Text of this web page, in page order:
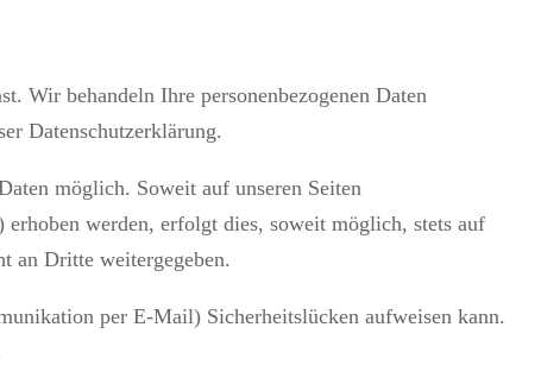
Wir behandeln Ihre personenbezogenen Daten
Datenschutzerklärung.
möglich. Soweit auf unseren Seiten
werden, erfolgt dies, soweit möglich, stets auf
an Dritte weitergegeben.
per E-Mail) Sicherheitslücken aufweisen kann.